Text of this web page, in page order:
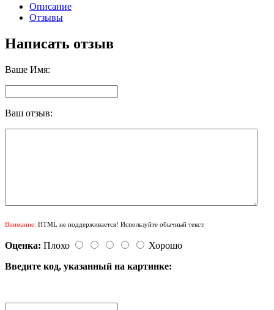
Описание
Отзывы
Написать отзыв
Ваше Имя:
Ваш отзыв:
Внимание: HTML не поддерживается! Используйте обычный текст.
Оценка: Плохо
Хорошо
Введите код, указанный на картинке: